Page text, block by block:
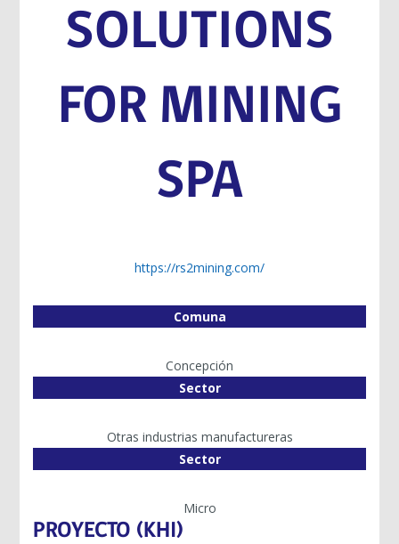
SOLUTIONS
FOR MINING
SPA
https://rs2mining.com/
Comuna
Concepción
Sector
Otras industrias manufactureras
Sector
Micro
PROYECTO (KHI)